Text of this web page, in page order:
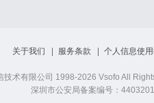
关于我们 服务条款 个人信息使
技术有限公司 1998-2026 Vsofo All
深圳市公安局备案编号：